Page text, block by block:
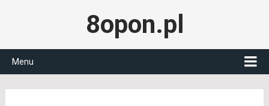
8opon.pl
Menu